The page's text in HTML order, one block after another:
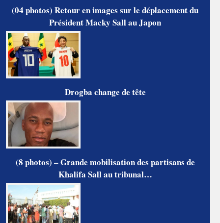
(04 photos) Retour en images sur le déplacement du
Président Macky Sall au Japon
Drogba change de tête
(8 photos) – Grande mobilisation des partisans de
Khalifa Sall au tribunal…